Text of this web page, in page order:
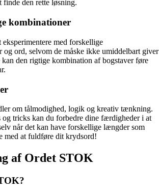
den rette løsning.
kombinationer
med forskellige
og ord, selvom de måske ikke umiddelbart giver
den rigtige kombination af bogstaver føre
om tålmodighed, logik og kreativ tænkning.
og tricks kan du forbedre dine færdigheder i at
når det kan have forskellige længder som
med at fuldføre dit krydsord!
af Ordet STOK